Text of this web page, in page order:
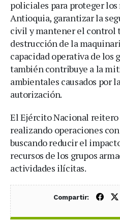
policiales para proteger los
Antioquia, garantizar la
civil y mantener el control
destrucción de la
capacidad operativa de los
también contribuye a la
ambientales causados por
autorización.
El Ejército Nacional
realizando operaciones
buscando reducir el
recursos de los grupos
actividades ilícitas.
Compartir: